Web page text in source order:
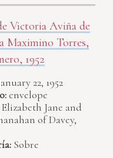
Victoria Aviña de
Maximino Torres,
1952
22, 1952
envelope
Elizabeth Jane and
of Davey,
Sobre